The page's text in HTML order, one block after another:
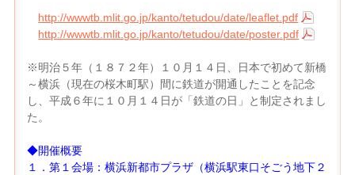
http://wwwtb.mlit.go.jp/kanto/tetudou/date/leaflet.pdf
http://wwwtb.mlit.go.jp/kanto/tetudou/date/poster.pdf
※明治５年（１８７２年）１０月１４日、日本で初めて新橋
～横浜（現在の桜木町駅）間に鉄道が開通したことを記念
し、平成６年に１０月１４日が「鉄道の日」と制定されまし
た。
◆開催概要
１．第１会場：横浜新都市プラザ（横浜駅東口そごう地下２